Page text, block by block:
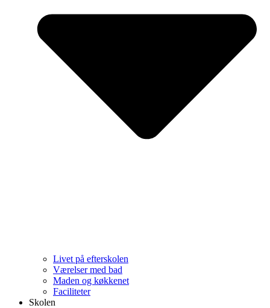
Livet på efterskolen
Værelser med bad
Maden og køkkenet
Faciliteter
Skolen